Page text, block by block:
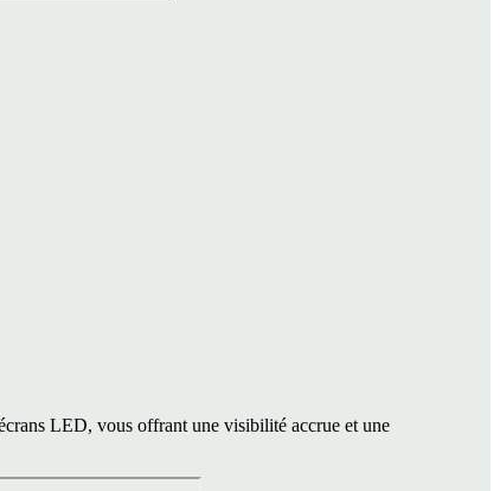
LED, vous offrant une visibilité accrue et une